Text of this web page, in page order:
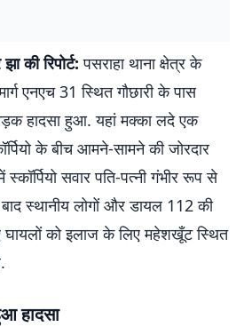
की रिपोर्ट: पसराहा थाना क्षेत्र के
एनएच 31 स्थित गौछारी के पास
हादसा हुआ. यहां मक्का लदे एक
के बीच आमने-सामने की जोरदार
सवार पति-पत्नी गंभीर रूप से
स्थानीय लोगों और डायल 112 की
घायलों को इलाज के लिए महेशखूँट स्थित
हादसा